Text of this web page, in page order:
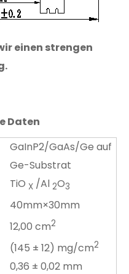
einen strengen
Daten
GaInP2/GaAs/Ge auf
Ge-Substrat
TiO X /Al 2O3
40mm×30mm
12,00 cm2
(145 ± 12) mg/cm2
0,36 ± 0,02 mm